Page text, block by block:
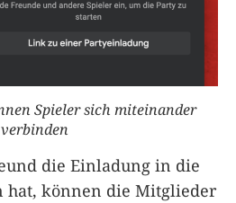
Spieler sich miteinander
verbinden
die Einladung in die
hat, können die Mitglieder